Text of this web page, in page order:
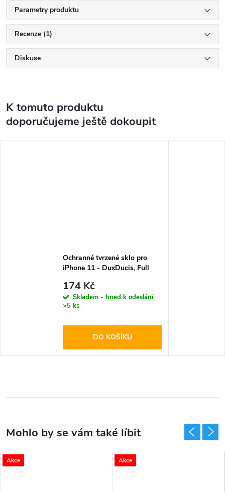
Parametry produktu
Recenze (1)
Diskuse
K tomuto produktu
doporučujeme ještě dokoupit
Ochranné tvrzené sklo pro
iPhone 11 - DuxDucis, Full
174 Kč
Skladem - hned k odeslání
>5 ks
DO KOŠÍKU
Akce Akce